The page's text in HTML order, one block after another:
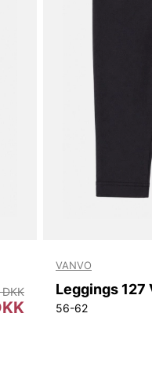
VANVO
Leggings 127
56-62